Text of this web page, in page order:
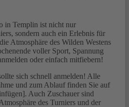
in Templin ist nicht nur
sondern auch ein Erlebnis für
Atmosphäre des Wilden Westens
voller Sport, Spannung
oder einfach mitfiebern!
sich schnell anmelden! Alle
und zum Ablauf finden Sie auf
Auch Zuschauer sind
des Turniers und der